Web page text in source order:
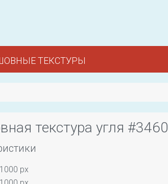
ТЕКСТУРЫ
текстура угля #3460
1000 px